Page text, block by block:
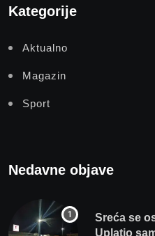
Kategorije
Aktualno
Magazin
Sport
Nedavne objave
Sreća se
Uplatio